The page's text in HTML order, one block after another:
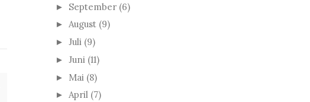
► September (6)
► August (9)
► Juli (9)
► Juni (11)
► Mai (8)
► April (7)